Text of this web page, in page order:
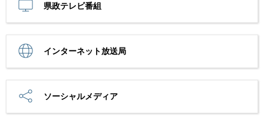
県政テレビ番組
インターネット放送局
ソーシャルメディア